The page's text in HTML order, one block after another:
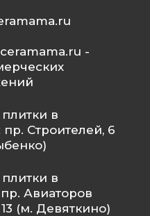
-
в
пр. Строителей, 6
в
Авиаторов
(м. Девяткино)